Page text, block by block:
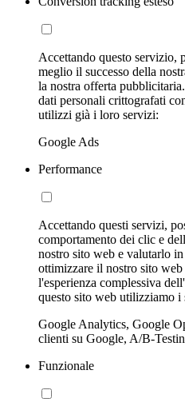
Accettando questo servizio,
meglio il successo della
la nostra offerta
dati personali crittografati
utilizzi già i loro servizi:
Google Ads
Performance
Accettando questi servizi,
comportamento dei clic e
nostro sito web e valutarlo
ottimizzare il nostro sito
l'esperienza complessiva
questo sito web utilizziamo i
Google Analytics, Google
clienti su Google, A/B-
Funzionale